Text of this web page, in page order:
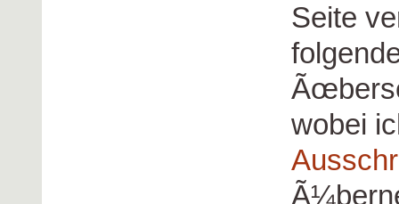
Seite
wobei